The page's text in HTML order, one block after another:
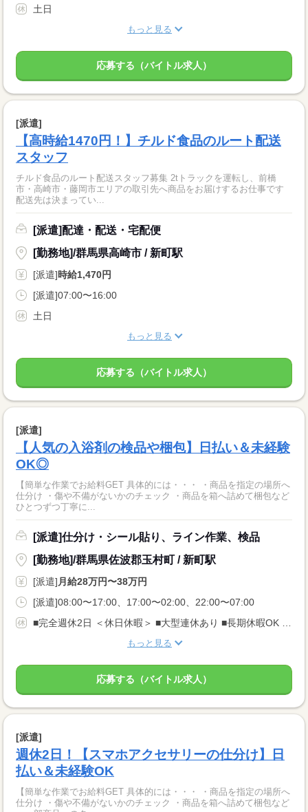
土日
もっと見る
応募する（バイトル求人）
[派遣]
【高時給1470円！】チルド食品のルート配送
スタッフ
チルド食品のルート配送スタッフ募集 2tトラックを運転し、前橋
市・高崎市・藤岡市エリアの取引先へ商品をお届けするお仕事です
配送先は決まってい...
[派遣]配達・配送・宅配便
[勤務地]/群馬県高崎市 / 新町駅
[派遣]時給1,470円
[派遣]07:00〜16:00
土日
もっと見る
応募する（バイトル求人）
[派遣]
【人気の入浴剤の検品や梱包】日払い＆未経験
OK◎
【簡単な作業でお給料GET 具体的には・・・ ・商品を指定の場所へ
仕分け ・傷や不備がないかのチェック ・商品を箱へ詰めて梱包など
ひとつずつ丁寧に...
[派遣]仕分け・シール貼り、ライン作業、検品
[勤務地]/群馬県佐波郡玉村町 / 新町駅
[派遣] 月給28万円〜38万円
[派遣]08:00〜17:00、17:00〜02:00、22:00〜07:00
もっと見る
応募する（バイトル求人）
[派遣]
週休2日！【スマホアクセサリーの仕分け】日
払い＆未経験OK
【簡単な作業でお給料GET 具体的には・・・ ・商品を指定の場所へ
仕分け ・傷や不備がないかのチェック ・商品を箱へ詰めて梱包など